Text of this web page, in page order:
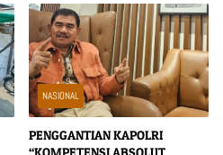
Penyelundupan Harley-
Davidson Bekas.
NASIONAL
PENGGANTIAN KAPOLRI